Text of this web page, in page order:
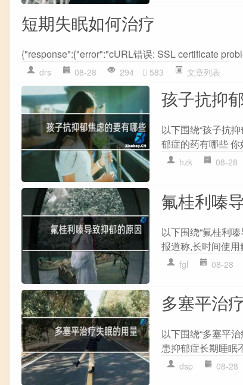
短期失眠如何治疗
{"response":{"error":"cURL错误: SSL certificate
drs 08-28 294 583 文章列表
孩子抗抑
以下围绕“孩子抗
郁症的药有哪些 你
hzk 08-28
氟桂利嗪
以下围绕“氟桂利
报道称,长时间使
fgl 08-28
多塞平治
以下围绕“多塞平
患抑郁症长期睡眠
dsp 08-28